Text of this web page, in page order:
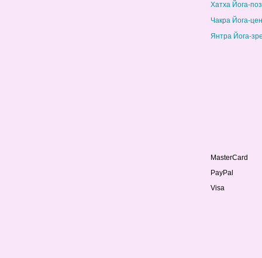
Хатха Йога-
Чакра Йога-
Янтра Йога-
MasterCard
PayPal
Visa